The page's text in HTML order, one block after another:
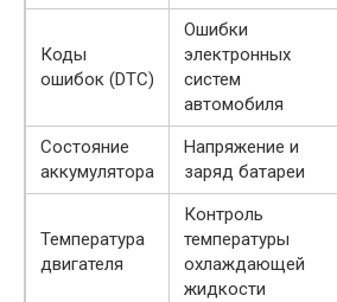
Коды
ошибок (DTC)
Ошибки
электронных
систем
автомобиля
Состояние
аккумулятора
Напряжение и
заряд батареи
Температура
двигателя
Контроль
температуры
охлаждающей
жидкости